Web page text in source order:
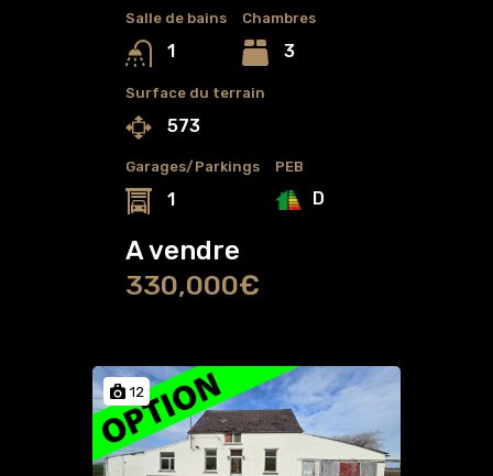
Salle de bains
1
Chambres
3
Surface du terrain
573
Garages/Parkings
1
PEB
D
A vendre
330,000€
12